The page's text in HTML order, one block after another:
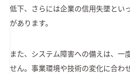
低下、さらには企業の信用失墜とい
があります。
また、システム障害への備えは、一
せん。事業環境や技術の変化に合わ